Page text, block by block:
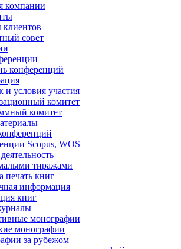
компании
совет
конференций
и условия участия
комитет
комитет
Scopus, WOS
тиражами
печать книг
информация
книг
монографии
монографии
за рубежом